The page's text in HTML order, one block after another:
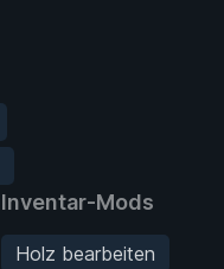
Inventar-Mods
Holz bearbeiten